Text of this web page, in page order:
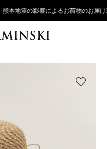
熊本地震の影響によるお荷物のお届け